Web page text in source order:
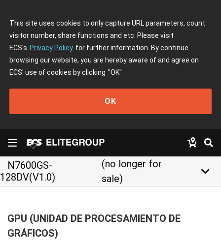
This site uses cookies to only capture URL parameters, count
visitor number, share functions and etc. Please visit
ECS's Privacy Policy for further information. By continue
browsing our website, you are hereby aware of and agree on
ECS' use of cookies by clicking "OK"
OK
N7600GS-
128DV(V1.0)
(no longer for
sale)
keyboard_arrow_down
GPU (UNIDAD DE PROCESAMIENTO DE
GRÁFICOS)